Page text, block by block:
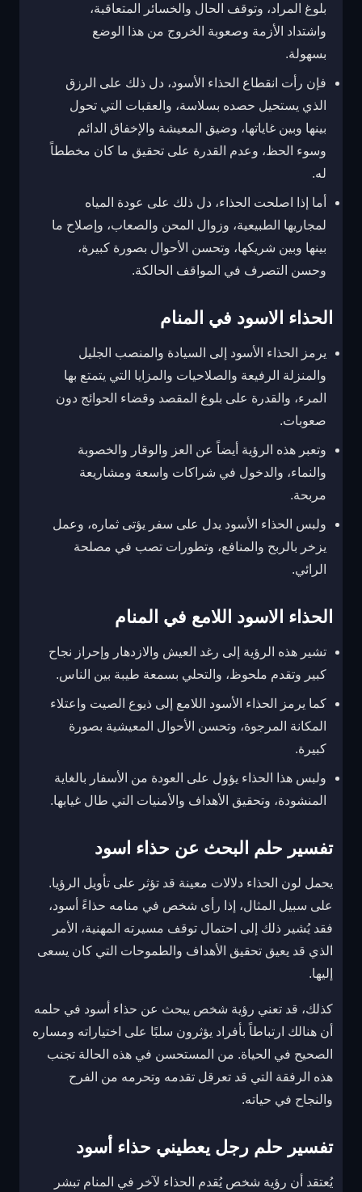
بلوغ المراد، وتوقف الحال والخسائر المتعاقبة،
واشتداد الأزمة وصعوبة الخروج من هذا الوضع
بسهولة.
فإن رأت انقطاع الحذاء الأسود، دل ذلك على الرزق
الذي يستحيل حصده بسلاسة، والعقبات التي تحول
بينها وبين غاياتها، وضيق المعيشة والإخفاق الدائم
وسوء الحظ، وعدم القدرة على تحقيق ما كان مخططاً
له.
أما إذا اصلحت الحذاء، دل ذلك على عودة المياه
لمجاريها الطبيعية، وزوال المحن والصعاب، وإصلاح ما
بينها وبين شريكها، وتحسن الأحوال بصورة كبيرة،
وحسن التصرف في المواقف الحالكة.
الحذاء الاسود في المنام
يرمز الحذاء الأسود إلى السيادة والمنصب الجليل
والمنزلة الرفيعة والصلاحيات والمزايا التي يتمتع بها
المرء، والقدرة على بلوغ المقصد وقضاء الحوائج دون
صعوبات.
وتعبر هذه الرؤية أيضاً عن العز والوقار والخصوبة
والنماء، والدخول في شراكات واسعة ومشاريعة
مربحة.
ولبس الحذاء الأسود يدل على سفر يؤتى ثماره، وعمل
يزخر بالربح والمنافع، وتطورات تصب في مصلحة
الرائي.
الحذاء الاسود اللامع في المنام
تشير هذه الرؤية إلى رغد العيش والازدهار وإحراز نجاح
كبير وتقدم ملحوظ، والتحلي بسمعة طيبة بين الناس.
كما يرمز الحذاء الأسود اللامع إلى ذيوع الصيت واعتلاء
المكانة المرجوة، وتحسن الأحوال المعيشية بصورة
كبيرة.
ولبس هذا الحذاء يؤول على العودة من الأسفار بالغاية
المنشودة، وتحقيق الأهداف والأمنيات التي طال غيابها.
تفسير حلم البحث عن حذاء اسود
يحمل لون الحذاء دلالات معينة قد تؤثر على تأويل الرؤيا.
على سبيل المثال، إذا رأى شخص في منامه حذاءً أسود،
فقد يُشير ذلك إلى احتمال توقف مسيرته المهنية، الأمر
الذي قد يعيق تحقيق الأهداف والطموحات التي كان يسعى
إليها.
كذلك، قد تعني رؤية شخص يبحث عن حذاء أسود في حلمه
أن هنالك ارتباطاً بأفراد يؤثرون سلبًا على اختياراته ومساره
الصحيح في الحياة. من المستحسن في هذه الحالة تجنب
هذه الرفقة التي قد تعرقل تقدمه وتحرمه من الفرح
والنجاح في حياته.
تفسير حلم رجل يعطيني حذاء أسود
يُعتقد أن رؤية شخص يُقدم الحذاء لآخر في المنام تبشر